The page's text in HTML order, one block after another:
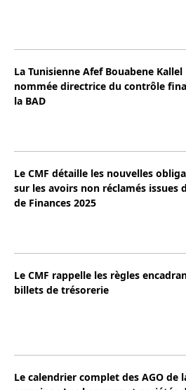
La Tunisienne Afef Bouabene Kallel
nommée directrice du contrôle
la BAD
Le CMF détaille les nouvelles
sur les avoirs non réclamés issues
de Finances 2025
Le CMF rappelle les règles
billets de trésorerie
Le calendrier complet des AGO de